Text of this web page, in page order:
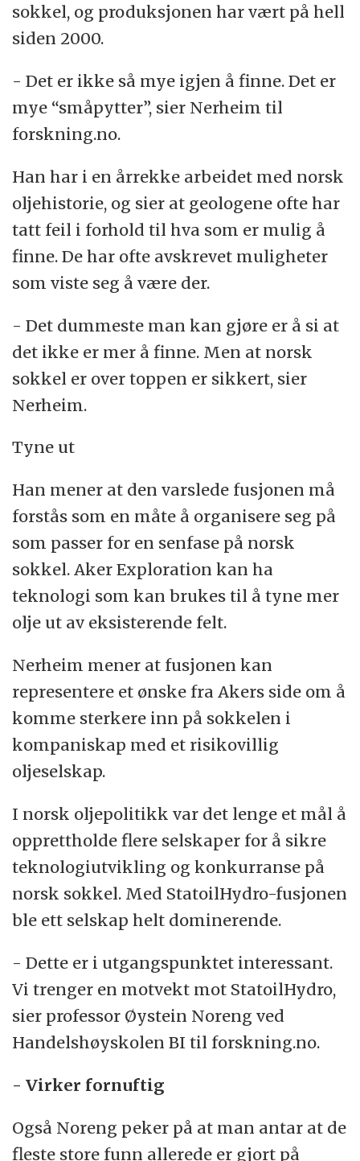
sokkel, og produksjonen har vært på hell
siden 2000.
- Det er ikke så mye igjen å finne. Det er
mye “småpytter”, sier Nerheim til
forskning.no.
Han har i en årrekke arbeidet med norsk
oljehistorie, og sier at geologene ofte har
tatt feil i forhold til hva som er mulig å
finne. De har ofte avskrevet muligheter
som viste seg å være der.
- Det dummeste man kan gjøre er å si at
det ikke er mer å finne. Men at norsk
sokkel er over toppen er sikkert, sier
Nerheim.
Tyne ut
Han mener at den varslede fusjonen må
forstås som en måte å organisere seg på
som passer for en senfase på norsk
sokkel. Aker Exploration kan ha
teknologi som kan brukes til å tyne mer
olje ut av eksisterende felt.
Nerheim mener at fusjonen kan
representere et ønske fra Akers side om å
komme sterkere inn på sokkelen i
kompaniskap med et risikovillig
oljeselskap.
I norsk oljepolitikk var det lenge et mål å
opprettholde flere selskaper for å sikre
teknologiutvikling og konkurranse på
norsk sokkel. Med StatoilHydro-fusjonen
ble ett selskap helt dominerende.
- Dette er i utgangspunktet interessant.
Vi trenger en motvekt mot StatoilHydro,
sier professor Øystein Noreng ved
Handelshøyskolen BI til forskning.no.
- Virker fornuftig
Også Noreng peker på at man antar at de
fleste store funn allerede er gjort på